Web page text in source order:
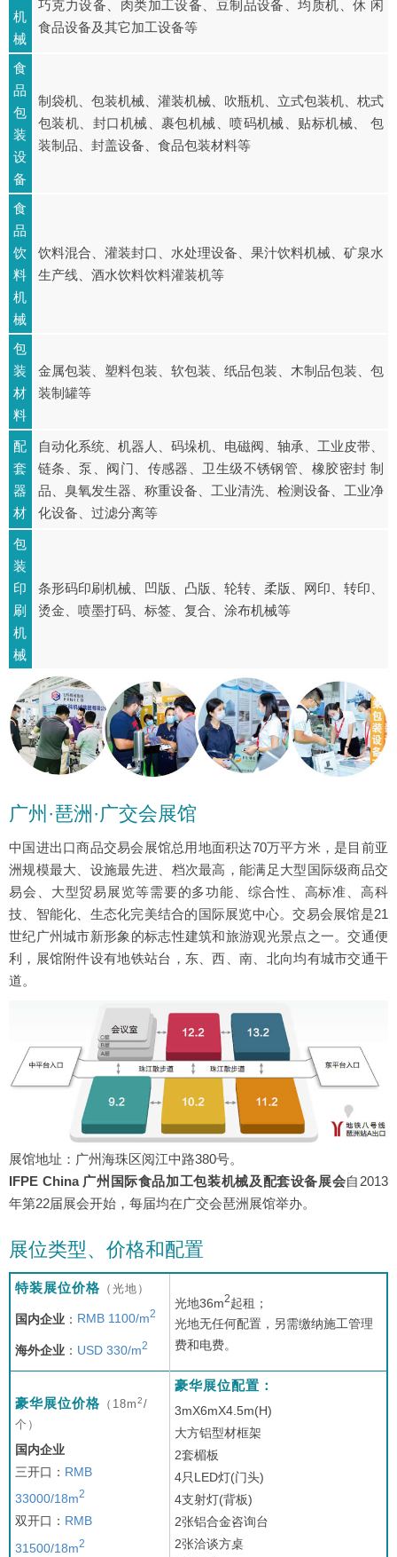
机
械
巧克力设备、肉类加工设备、豆制品设备、均质机、休 闲
食品设备及其它加工设备等
食
品
包
装
设
备
制袋机、包装机械、灌装机械、吹瓶机、立式包装机、枕式
包装机、封口机械、裹包机械、喷码机械、贴标机械、 包
装制品、封盖设备、食品包装材料等
食
品
饮
料
机
械
饮料混合、灌装封口、水处理设备、果汁饮料机械、矿泉水
生产线、酒水饮料饮料灌装机等
包
装
材
料
金属包装、塑料包装、软包装、纸品包装、木制品包装、包
装制罐等
配
套
器
材
自动化系统、机器人、码垛机、电磁阀、轴承、工业皮带、
链条、泵、阀门、传感器、卫生级不锈钢管、橡胶密封 制
品、臭氧发生器、称重设备、工业清洗、检测设备、工业净
化设备、过滤分离等
包
装
印
刷
机
械
条形码印刷机械、凹版、凸版、轮转、柔版、网印、转印、
烫金、喷墨打码、标签、复合、涂布机械等
广州·琶洲·广交会展馆
中国进出口商品交易会展馆总用地面积达70万平方米，是目前亚
洲规模最大、设施最先进、档次最高，能满足大型国际级商品交
易会、大型贸易展览等需要的多功能、综合性、高标准、高科
技、智能化、生态化完美结合的国际展览中心。交易会展馆是21
世纪广州城市新形象的标志性建筑和旅游观光景点之一。交通便
利，展馆附件设有地铁站台，东、西、南、北向均有城市交通干
道。
展馆地址：广州海珠区阅江中路380号。
IFPE China 广州国际食品加工包装机械及配套设备展会自2013
年第22届展会开始，每届均在广交会琶洲展馆举办。
展位类型、价格和配置
特装展位价格 （光地）
国内企业 ： RMB 1100/m2
海外企业 ： USD 330/m2
光地36m2起租；
光地无任何配置，另需缴纳施工管理
费和电费。
豪华展位价格 （18m2/
个）
国内企业
三开口： RMB
33000/18m2
双开口： RMB
31500/18m2
豪华展位配置：
3mX6mX4.5m(H)
大方铝型材框架
2套楣板
4只LED灯(门头)
4支射灯(背板)
2张铝合金咨询台
2张洽谈方桌